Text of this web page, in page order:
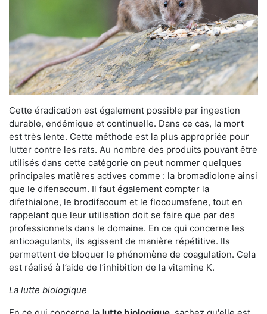
Cette éradication est également possible par ingestion
durable, endémique et continuelle. Dans ce cas, la mort
est très lente. Cette méthode est la plus appropriée pour
lutter contre les rats. Au nombre des produits pouvant être
utilisés dans cette catégorie on peut nommer quelques
principales matières actives comme : la bromadiolone ainsi
que le difenacoum. Il faut également compter la
difethialone, le brodifacoum et le flocoumafene, tout en
rappelant que leur utilisation doit se faire que par des
professionnels dans le domaine. En ce qui concerne les
anticoagulants, ils agissent de manière répétitive. Ils
permettent de bloquer le phénomène de coagulation. Cela
est réalisé à l’aide de l’inhibition de la vitamine K.
La lutte biologique